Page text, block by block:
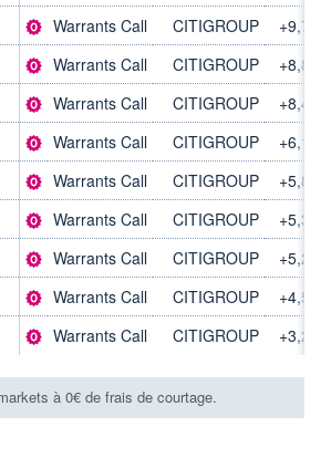
LIMITE À LA
HAUSSE
0,000
2026
11,85
RISQUE ESG
14,7/100 (faible)
+ PORTEFEUILLE + LISTE
Warrants Call CITIGROUP
Warrants Call CITIGROUP
Warrants Call CITIGROUP
Warrants Call CITIGROUP
Warrants Call CITIGROUP
Warrants Call CITIGROUP
Warrants Call CITIGROUP
Warrants Call CITIGROUP
Warrants Call CITIGROUP
à 0€ de frais de courtage.